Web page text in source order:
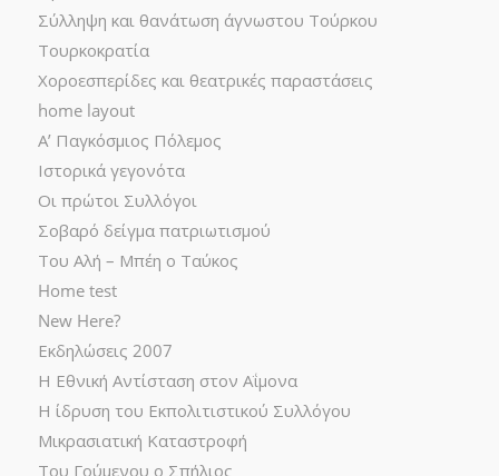
Σύλληψη και θανάτωση άγνωστου Τούρκου
Τουρκοκρατία
Χοροεσπερίδες και θεατρικές παραστάσεις
home layout
Α’ Παγκόσμιος Πόλεμος
Ιστορικά γεγονότα
Οι πρώτοι Συλλόγοι
Σοβαρό δείγμα πατριωτισμού
Του Αλή – Μπέη ο Ταύκος
Home test
New Here?
Εκδηλώσεις 2007
Η Εθνική Αντίσταση στον Αΐμονα
Η ίδρυση του Εκπολιτιστικού Συλλόγου
Μικρασιατική Καταστροφή
Του Γούμενου ο Σπήλιος